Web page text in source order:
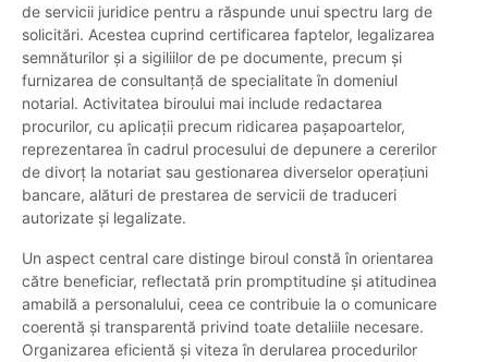
de servicii juridice pentru a răspunde unui spectru larg de
solicitări. Acestea cuprind certificarea faptelor, legalizarea
semnăturilor și a sigiliilor de pe documente, precum și
furnizarea de consultanță de specialitate în domeniul
notarial. Activitatea biroului mai include redactarea
procurilor, cu aplicații precum ridicarea pașapoartelor,
reprezentarea în cadrul procesului de depunere a cererilor
de divorț la notariat sau gestionarea diverselor operațiuni
bancare, alături de prestarea de servicii de traduceri
autorizate și legalizate.
Un aspect central care distinge biroul constă în orientarea
către beneficiar, reflectată prin promptitudine și atitudinea
amabilă a personalului, ceea ce contribuie la o comunicare
coerentă și transparentă privind toate detaliile necesare.
Organizarea eficientă și viteza în derularea procedurilor